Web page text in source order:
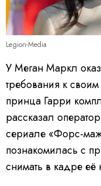
Legion-Media
У Меган Маркл
требования к
принца Гарри
рассказал
сериале «Форс-
познакомилась с
снимать в кадре её